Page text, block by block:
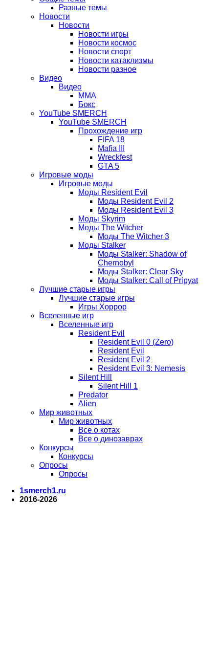
вкладке)
Разные темы
Новости
Новости
Новости игры
Новости космос
Новости спорт
Новости катаклизмы
Новости разное
Видео
Видео
ММА
Бокс
YouTube SMERCH
YouTube SMERCH
Прохождение игр
FIFA 18
Mafia III
Wreckfest
GTA 5
Игровые моды
Игровые моды
Моды Resident Evil
Моды Resident Evil 2
Моды Resident Evil 3
Моды Skyrim
Моды The Witcher
Моды The Witcher 3
Моды Stalker
Моды Stalker: Shadow of
Chernobyl
Моды Stalker: Clear Sky
Моды Stalker: Call of Pripyat
Лучшие старые игры
Лучшие старые игры
Игры Хоррор
Вселенные игр
Вселенные игр
Resident Evil
Resident Evil 0 (Zero)
Resident Evil
Resident Evil 2
Resident Evil 3: Nemesis
Silent Hill
Silent Hill 1
Predator
Alien
Мир животных
Мир животных
Все о котах
Все о динозаврах
Конкурсы
Конкурсы
Опросы
Опросы
1smerch1.ru
2016-2026